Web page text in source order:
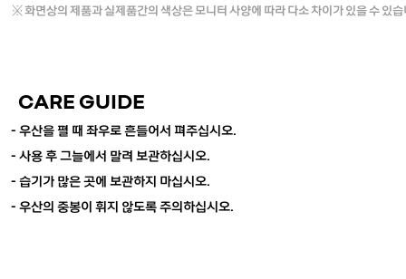
※ 화면상의 제품과 실제품간의 색상은 모니터 사양에 따라 다소 차이가 있을 수 있
CARE GUIDE
- 우산을 펼 때 좌우로 흔들어서 펴주십시오.
- 사용 후 그늘에서 말려 보관하십시오.
- 습기가 많은 곳에 보관하지 마십시오.
- 우산의 중봉이 휘지 않도록 주의하십시오.